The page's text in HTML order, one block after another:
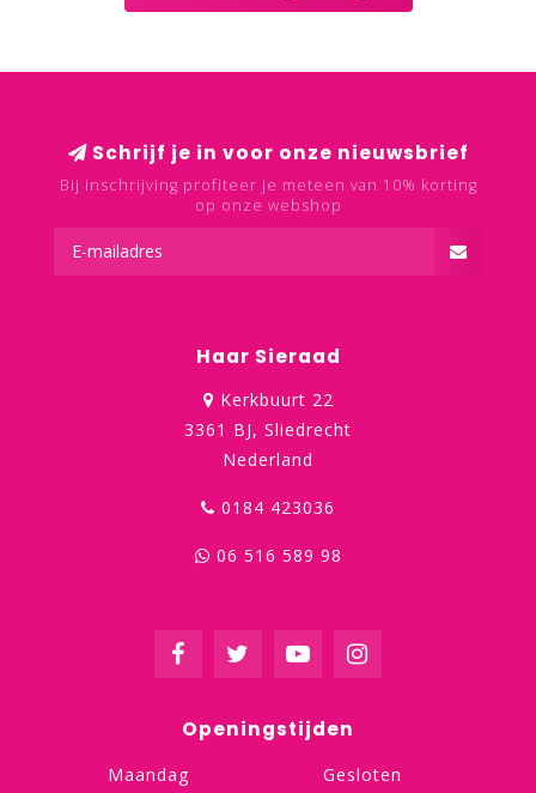
Schrijf je in voor onze nieuwsbrief
Bij inschrijving profiteer je meteen van 10% korting
op onze webshop
Haar Sieraad
Kerkbuurt 22
3361 BJ, Sliedrecht
Nederland
0184 423036
06 516 589 98
Openingstijden
Maandag
Gesloten